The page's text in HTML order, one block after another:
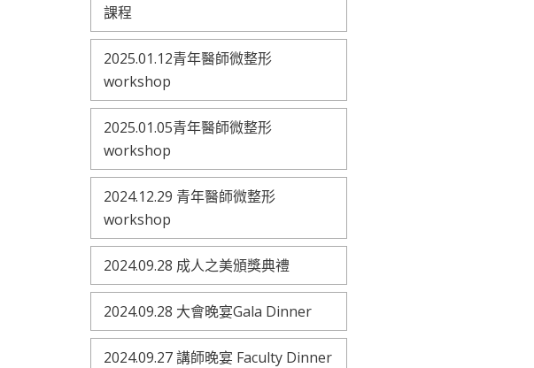
課程
2025.01.12青年醫師微整形
workshop
2025.01.05青年醫師微整形
workshop
2024.12.29 青年醫師微整形
workshop
2024.09.28 成人之美頒獎典禮
2024.09.28 大會晚宴Gala Dinner
2024.09.27 講師晚宴 Faculty Dinner